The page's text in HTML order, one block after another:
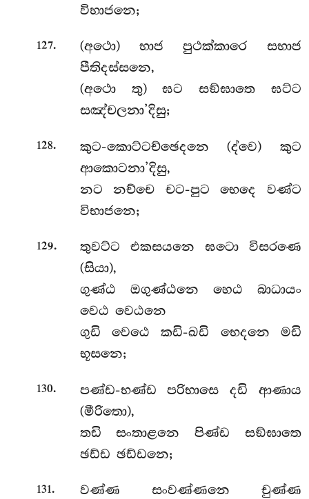
විභාජනෙ;
127.
(අථො) භාජ පුථක්කාරෙ සභාජ
පීතිදස්සනෙ,
(අථො තු) ඝට සඞ්ඝාතෙ ඝට්ට
සඤ්චලනා’දිසු;
128.
කුට-කොට්ටච්ඡෙදනෙ (ද්වෙ) කුට
ආකොටනා’දිසු,
නට නච්චෙ චට-පුට භෙදෙ වණ්ට
විභාජනෙ;
129.
තුවට්ට එකසයනෙ ඝටො විසරණෙ
(සියා),
ගුණ්ඨ ඔගුණ්ඨනෙ හෙඨ බාධායං
වෙඨ වෙඨනෙ
ගුඩි වෙඨෙ කඩි-ඛඩි භෙදනෙ මඩි
භූසනෙ;
130.
පණ්ඩ-භණ්ඩ පරිභාසෙ දඩි ආණාය
(මීරිතො),
තඩි සංතාළනෙ පිණ්ඩ සඞ්ඝාතෙ
ඡඩ්ඩ ඡඩ්ඩනෙ;
131.
වණ්ණ සංවණ්ණනෙ චුණ්ණ